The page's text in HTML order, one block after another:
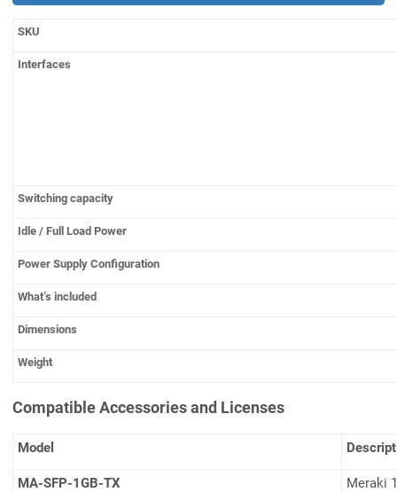
SKU
Interfaces
Switching capacity
Idle / Full Load Power
Power Supply Configuration
What’s included
Dimensions
Weight
Compatible Accessories and Licenses
Model
MA-SFP-1GB-TX Meraki